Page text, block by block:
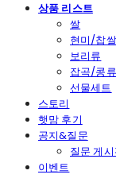
상품 리스트
쌀
현미/찹
보리류
잡곡/콩류
선물세트
스토리
햇맘 후기
공지&질문
질문 게
이벤트